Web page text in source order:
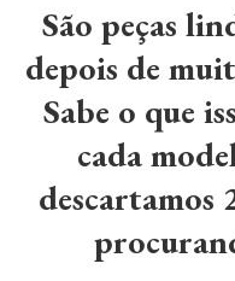
São peças
depois de
Sabe o que
cada
descartamos